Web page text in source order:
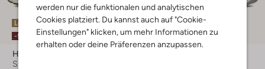
werden nur die funktionalen und analytischen
Cookies platziert. Du kannst auch auf "Cookie-
Einstellungen" klicken, um mehr Informationen zu
erhalten oder deine Präferenzen anzupassen.
Letzter Artikel
-50%
Hub
Sneaker Low
Letzte Größen
-50%